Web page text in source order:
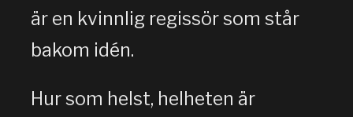
är en kvinnlig regissör som står
bakom idén.
Hur som helst, helheten är